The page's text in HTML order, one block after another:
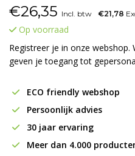
€26,35 Incl. btw €21,78
Op voorraad
Registreer je in onze
geven je toegang tot
ECO friendly webshop
Persoonlijk advies
30 jaar ervaring
Meer dan 4.000